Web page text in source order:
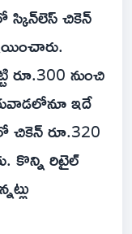
స్కిన్‌లెస్‌ చికెన్‌
రూ.300 నుంచి
ఇదే
చికెన్‌ రూ.320
కొన్ని రిటైల్‌